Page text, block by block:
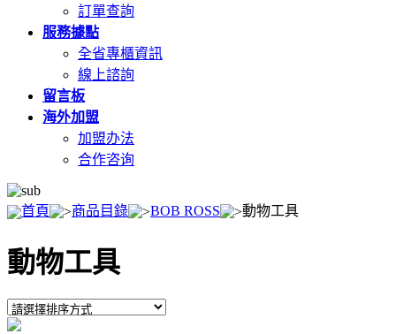
訂單查詢
服務據點
全省專櫃資訊
線上諮詢
留言板
海外加盟
加盟办法
合作咨询
首頁 商品目錄 BOB ROSS 動物工具
動物工具